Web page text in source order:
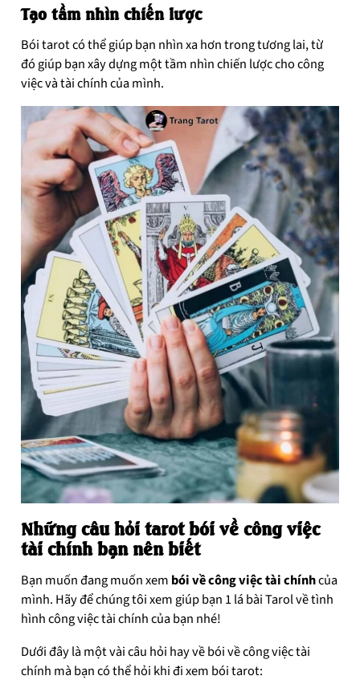
Tạo tầm nhìn chiến lược
Bói tarot có thể giúp bạn nhìn xa hơn trong tương lai, từ
đó giúp bạn xây dựng một tầm nhìn chiến lược cho công
việc và tài chính của mình.
Những câu hỏi tarot bói về công việc
tài chính bạn nên biết
Bạn muốn đang muốn xem bói về công việc tài chínhcủa
mình. Hãy để chúng tôi xem giúp bạn 1 lá bài Tarol về tình
hình công việc tài chính của bạn nhé!
Dưới đây là một vài câu hỏi hay về bói về công việc tài
chính mà bạn có thể hỏi khi đi xem bói tarot: